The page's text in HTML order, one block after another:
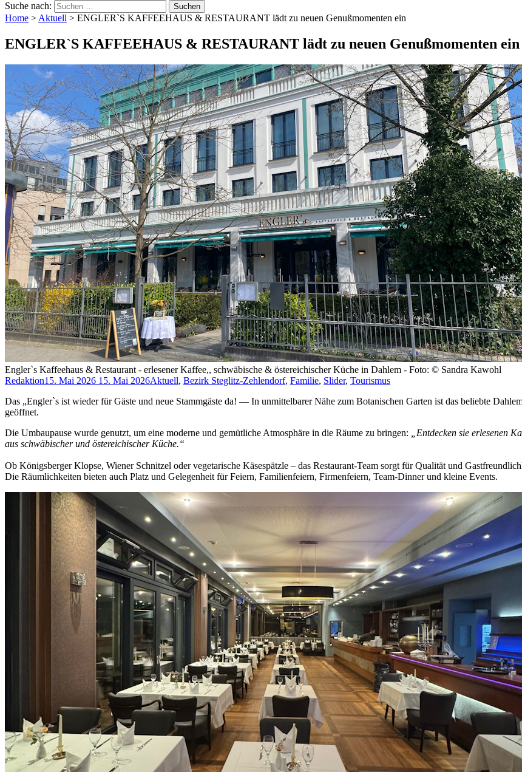
Suche nach:
Home > Aktuell > ENGLER`S KAFFEEHAUS & RESTAURANT lädt zu neuen Genußmomenten ein
ENGLER`S KAFFEEHAUS & RESTAURANT lädt zu neuen Genußmomenten ein
Engler`s Kaffeehaus & Restaurant - erlesener Kaffee,, schwäbische & östereichischer Küche in Dahlem - Foto: © Sandra Kawohl
Redaktion15. Mai 2026 15. Mai 2026Aktuell, Bezirk Steglitz-Zehlendorf, Familie, Slider, Tourismus
Das „Engler`s ist wieder für Gäste und neue Stammgäste da! — In unmittelbarer Nähe zum Botanischen Garten ist das beliebte
geöffnet.
Die Umbaupause wurde genutzt, um eine moderne und gemütliche Atmosphäre in die Räume zu bringen:
„Entdecken sie erlesenen
aus schwäbischer und östereichischer Küche.“
Ob Königsberger Klopse, Wiener Schnitzel oder vegetarische Käsespätzle – das Restaurant-Team sorgt für Qualität und
Die Räumlichkeiten bieten auch Platz und Gelegenheit für Feiern, Familienfeiern, Firmenfeiern, Team-Dinner und kleine Events.